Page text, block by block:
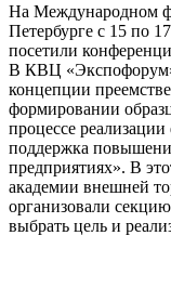
На Международном
Петербурге с 15 по
посетили
В КВЦ «Экспофорум»
концепции
формировании
процессе
поддержка
предприятиях». В
академии внешней
организовали
выбрать цель и